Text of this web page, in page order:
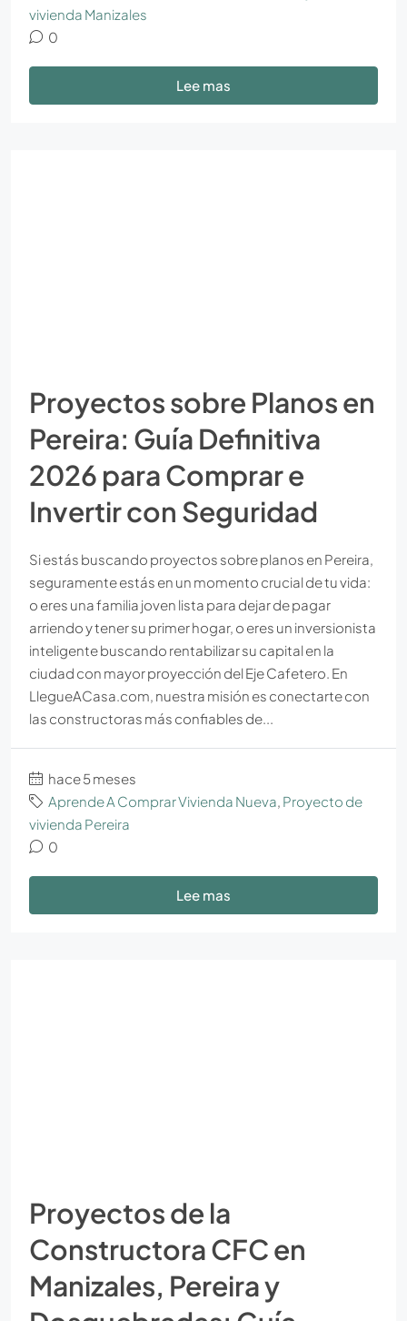
vivienda Manizales
0
Lee mas
Proyectos sobre Planos en
Pereira: Guía Definitiva
2026 para Comprar e
Invertir con Seguridad
Si estás buscando proyectos sobre planos en Pereira,
seguramente estás en un momento crucial de tu vida:
o eres una familia joven lista para dejar de pagar
arriendo y tener su primer hogar, o eres un inversionista
inteligente buscando rentabilizar su capital en la
ciudad con mayor proyección del Eje Cafetero. En
LlegueACasa.com, nuestra misión es conectarte con
las constructoras más confiables de...
hace 5 meses
Aprende A Comprar Vivienda Nueva, Proyecto de
vivienda Pereira
0
Lee mas
Proyectos de la
Constructora CFC en
Manizales, Pereira y